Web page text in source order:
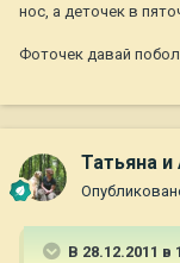
нос, а деточек в
Фоточек давай
Татьяна
В 28.12.2011